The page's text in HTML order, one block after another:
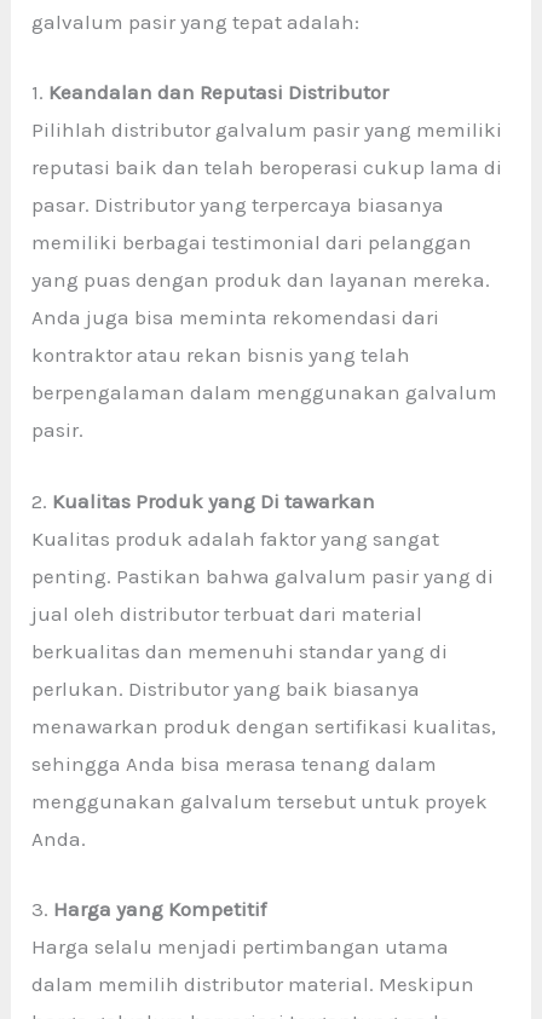
galvalum pasir yang tepat adalah:
1. Keandalan dan Reputasi Distributor
Pilihlah distributor galvalum pasir yang memiliki
reputasi baik dan telah beroperasi cukup lama di
pasar. Distributor yang terpercaya biasanya
memiliki berbagai testimonial dari pelanggan
yang puas dengan produk dan layanan mereka.
Anda juga bisa meminta rekomendasi dari
kontraktor atau rekan bisnis yang telah
berpengalaman dalam menggunakan galvalum
pasir.
2. Kualitas Produk yang Di tawarkan
Kualitas produk adalah faktor yang sangat
penting. Pastikan bahwa galvalum pasir yang di
jual oleh distributor terbuat dari material
berkualitas dan memenuhi standar yang di
perlukan. Distributor yang baik biasanya
menawarkan produk dengan sertifikasi kualitas,
sehingga Anda bisa merasa tenang dalam
menggunakan galvalum tersebut untuk proyek
Anda.
3. Harga yang Kompetitif
Harga selalu menjadi pertimbangan utama
dalam memilih distributor material. Meskipun